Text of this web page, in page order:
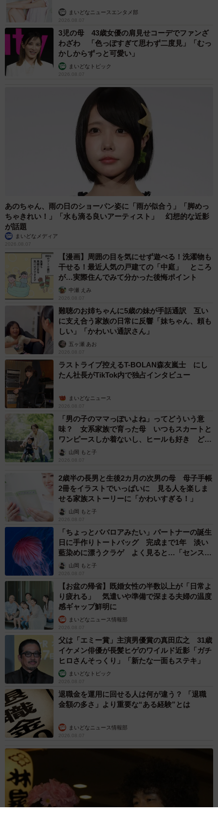
「はい！通期パスも手に入れたのでいっぱい行きますし、
できる限り続けていきたいなと思っています。Xでは『自分
もこれになりたい！』等のコメントもいただいて『わかる
よ〜』と、心の中で返信をしていました。笑。いろんなバ
ウンドコーデで気分も更に高めながら万博を最後まで楽し
ふわるさんは「あっとほぉーむカフェ」というメイドカフ
ェでメイドとして活動をしています。「ここまで読んでく
ださり、そしてお誘いいただきありがとうございました。
私は普段、『あっとほぉーむカフェ』という萌え萌えきゅ
ん♡がうまれたメイドカフェでメイドとして活動をしてい
ます！大阪にもお屋敷はあり、夢洲駅から30分ほどで行く
ことができますので、万博前後にも日本のカルチャーをま
たひとつ体験するのにオススメでございます♬
X・Instagram・TikTokとSNSも活発に更新しているので、
ただきたいです！万博がお好きなご主人様・お嬢様にはき
っと刺さるんじゃないかな...？と思っています♡」
「あっとほぉーむカフェ」Xアカウント
・ ふわるさんのInstagramアカウント
ふわるさんのTikTokアカウント
万博、みんなこれくらいはしゃいでると思ったら私だけだ
った
pic.twitter.com/xjGpP2JTdQ
— ふわる໒꒱ ⡱ (@maid_fuwaru_)May 21, 2025
まいどなニュースエンタメ部
2026.08.07
3児の母 43歳女優の肩見せコーデでファンざ
わざわ 「色っぽすぎて思わず二度見」「むっ
かしからずっと可愛い」
まいどなトピック
2026.08.07
あのちゃん、雨の日のショーパン姿に「雨が似合う」「脚めっ
ちゃきれい！」「水も滴る良いアーティスト」 幻想的な近影
が話題
まいどなメディア
2026.08.07
【漫画】周囲の目を気にせず遊べる！洗濯物も
干せる！最近人気の戸建ての「中庭」 ところ
が…実際住んでみて分かった後悔ポイント
中瀬 えみ
2026.08.07
難聴のお姉ちゃんに5歳の妹が手話通訳 互い
に支え合う家族の日常に反響「妹ちゃん、頼も
しい」「かわいい通訳さん」
五ヶ瀬 あお
2026.08.07
ラストライブ控えるT-BOLAN森友嵐士 にし
たん社長がTikTok内で独占インタビュー
まいどなニュース
2026.08.07
「男の子のママっぽいよね」ってどういう意
味？ 女系家族で育った母 いつもスカートと
ワンピースしか着ないし、ヒールも好き どの
へんが…
山岡 もと子
2026.08.07
2歳半の長男と生後2カ月の次男の母 母子手帳
2冊をイラストでいっぱいに 見る人を楽しま
せる家族ストーリーに「かわいすぎる！」
山岡 もと子
2026.08.07
「ちょっとババロアみたい」パートナーの誕生
日に手作りトートバッグ 完成まで1年 淡い
藍染めに漂うクラゲ よく見ると…「センスす
ごい」山岡 もと子
2026.08.07
【お盆の帰省】既婚女性の半数以上が「日常よ
り疲れる」 気遣いや準備で深まる夫婦の温度
感ギャップ鮮明に
まいどなニュース情報部
2026.08.07
父は「エミー賞」主演男優賞の真田広之 31歳
イケメン俳優が長髪ヒゲのワイルド近影「ガチ
ヒロさんそっくり」「新たな一面もステキ」
まいどなトピック
2026.08.07
退職金を運用に回せる人は何が違う？ 「退職
金額の多さ」より重要な“ある経験”とは
まいどなニュース情報部
2026.08.07